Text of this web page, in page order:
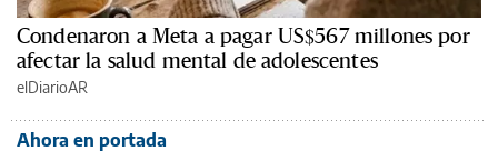
Condenaron a Meta a pagar US$567 millones por
afectar la salud mental de adolescentes
elDiarioAR
Ahora en portada